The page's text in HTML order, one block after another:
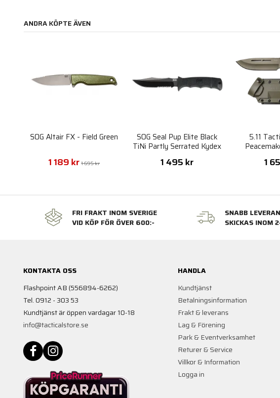
ANDRA KÖPTE ÄVEN
SOG Altair FX - Field Green
1 189 kr 1 695 kr
SOG Seal Pup Elite Black
TiNi Partly Serrated Kydex
Sheath
1 495 kr
5.11
1
FRI FRAKT INOM SVERIGE
VID KÖP FÖR ÖVER 600:-
SNABB
SKICKAS INOM
KONTAKTA OSS
Flashpoint AB (556894-6262)
Tel. 0912 - 303 53
Kundtjänst är öppen vardagar 10-18
info@tacticalstore.se
HANDLA
Kundtjänst
Betalningsinformation
Frakt & leverans
Lag & Förening
Park & Eventverksamhet
Returer & Service
Villkor & Information
Logga in